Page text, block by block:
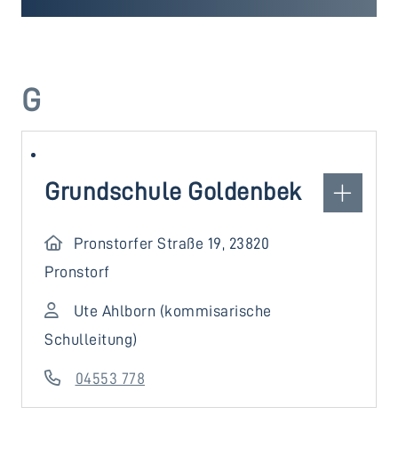
G
Grundschule Goldenbek
Pronstorfer Straße 19, 23820
Pronstorf
Ute Ahlborn (kommisarische
Schulleitung)
04553 778